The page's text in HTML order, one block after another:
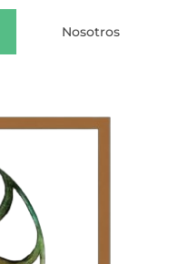
Nosotros